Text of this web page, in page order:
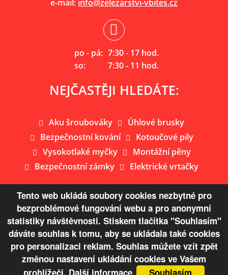
e-mail: info@zelezarstvi-vbites.cz
po - pá: 7:30 - 17 hod.
so:
7:30 - 11 hod.
NEJČASTĚJI HLEDÁTE:
Aku šroubováky
Úhlové brusky
Bezpečnostní kování
Kotoučové pily
Vysokotlaké myčky
Montážní pěny
Bezpečnostní zámky
Elektrické vrtačky
Mapa webu
© Copyright 2026 Železářství Žaloudek s.r.o.
VYTVOŘENO V XART.CZ
Tento web ukládá soubory cookies nezbytné pro
bezproblémové fungování webu a pro anonymní
statistiky návštěvnosti. Stiskem tlačítka "Souhlasím"
dáváte souhlas k tomu, aby se ukládala také cookies
pro personalizaci reklam. Souhlas můžete vzít zpět
změnou nastavení ukládání cookies ve Vašem
prohlížeči. Další informace Souhlasím